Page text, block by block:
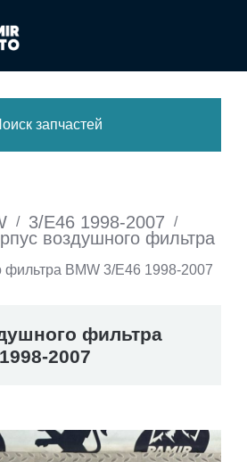
запчастей
/ 3/E46 1998-2007 /
воздушного фильтра
фильтра BMW 3/E46 1998-2007
фильтра
2007